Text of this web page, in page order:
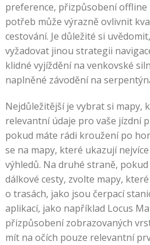
preference, přizpůsobení offline
potřeb může výrazně ovlivnit
cestování. Je důležité si
vyžadovat jinou strategii
klidné vyjíždění na venkovské
naplněné závodění na
Nejdůležitější je vybrat si mapy,
relevantní údaje pro vaše jízdní
pokud máte rádi kroužení po
se na mapy, které ukazují
výhledů. Na druhé straně,
dálkové cesty, zvolte mapy,
o trasách, jako jsou čerpací
aplikací, jako například Locus
přizpůsobení zobrazovaných
mít na očích pouze relevantní